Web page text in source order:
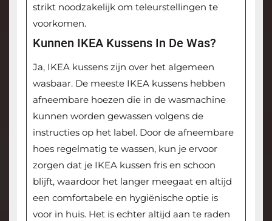
strikt noodzakelijk om teleurstellingen te
voorkomen.
Kunnen IKEA Kussens In De Was?
Ja, IKEA kussens zijn over het algemeen
wasbaar. De meeste IKEA kussens hebben
afneembare hoezen die in de wasmachine
kunnen worden gewassen volgens de
instructies op het label. Door de afneembare
hoes regelmatig te wassen, kun je ervoor
zorgen dat je IKEA kussen fris en schoon
blijft, waardoor het langer meegaat en altijd
een comfortabele en hygiënische optie is
voor in huis. Het is echter altijd aan te raden